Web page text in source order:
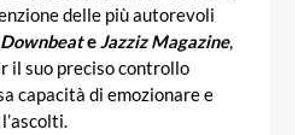
delle più autorevoli
DownbeateJazziz Magazine,
il suo preciso controllo
capacità di emozionare e